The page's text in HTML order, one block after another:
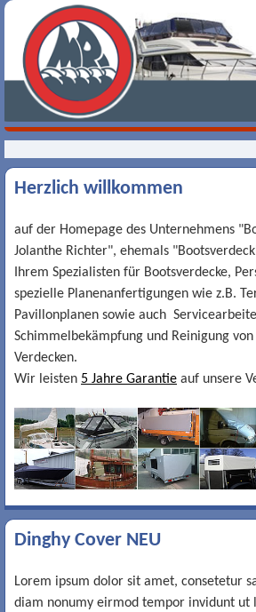
Herzlich willkommen
auf der Homepage des Unternehmens
Jolanthe Richter", ehemals
Ihrem Spezialisten für Bootsverdecke,
spezielle Planenanfertigungen wie z.B.
Pavillonplanen sowie auch
Schimmelbekämpfung und Reinigung von
Verdecken.
Wir leisten 5 Jahre Garantie auf unsere
Dinghy Cover NEU
Lorem ipsum dolor sit amet, consetetur
diam nonumy eirmod tempor invidunt ut